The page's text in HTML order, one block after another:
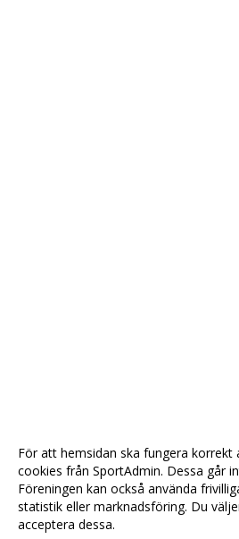
För att hemsidan ska fungera korrekt
cookies från SportAdmin. Dessa går
Föreningen kan också använda
statistik eller marknadsföring. Du
acceptera dessa.